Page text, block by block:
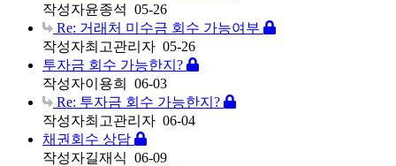
작성자윤종석 05-26
Re: 거래처 미수금 회수 가능여부
작성자최고관리자 05-26
투자금 회수 가능한지?
작성자이용희
06-03
Re: 투자금 회수 가능한지?
작성자최고관리자 06-04
채권회수 상담
작성자길재식 06-09